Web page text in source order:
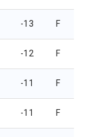
-13 F
-12 F
-11 F
-11 F